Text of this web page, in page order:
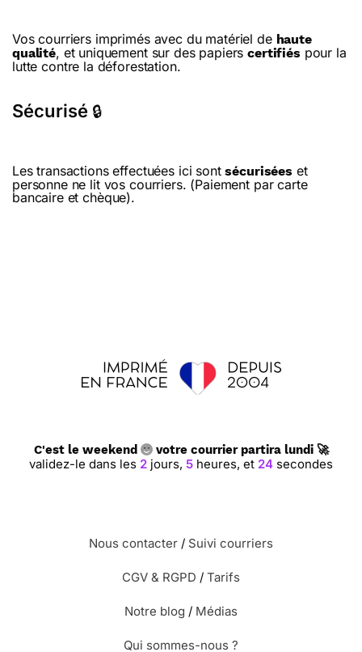
Vos courriers imprimés avec du matériel de haute
qualité, et uniquement sur des papierscertifiés pour la
lutte contre la déforestation.
Sécurisé 🔒
Les transactions effectuées ici sontsécurisées et
personne ne lit vos courriers. (Paiement par carte
bancaire et chèque).
C'est le weekend votre courrier partira lundi 🚀
validez-le dans les 2 jours, 5 heures, et 23 secondes
Nous contacter / Suivi courriers
CGV & RGPD / Tarifs
Notre blog / Médias
Qui sommes-nous ?